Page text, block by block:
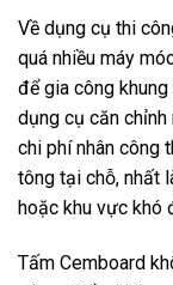
Về dụng cụ thi
quá nhiều máy
để gia công
dụng cụ căn
chi phí nhân công
tông tại chỗ, nhất
hoặc khu vực khó
Tấm Cemboard